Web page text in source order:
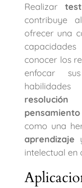
Realizar
contribuye
ofrecer una
conocer los
enfocar
como una
aprendizaje
intelectual en